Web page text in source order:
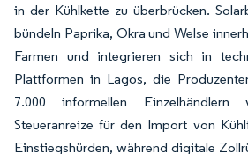
in der Kühlkette zu überbrücken.
bündeln Paprika, Okra und Welse
Farmen und integrieren sich in
Plattformen in Lagos, die
7.000 informellen Einzelhändlern
Steueranreize für den Import von
Einstiegshürden, während digitale